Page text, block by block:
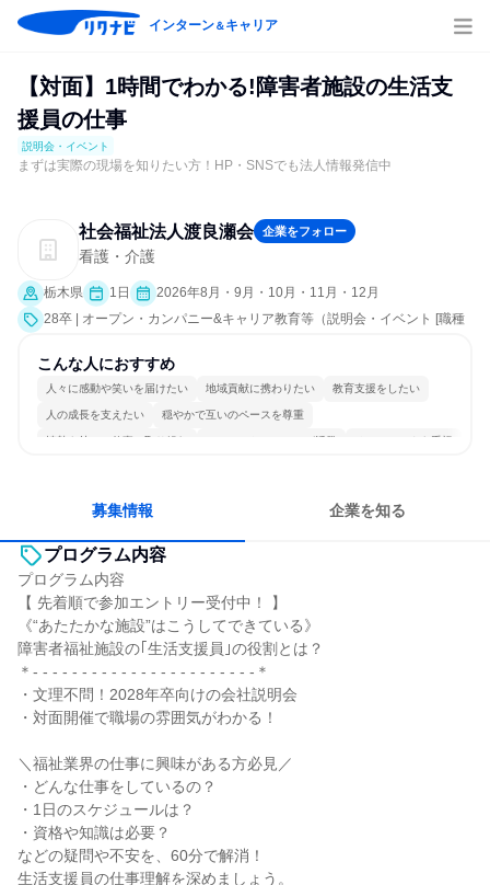
インターン＆キャリア
【対面】1時間でわかる!障害者施設の生活支
援員の仕事
説明会・イベント
まずは実際の現場を知りたい方！HP・SNSでも法人情報発信中
社会福祉法人渡良瀬会 企業をフォロー
看護・介護
栃木県 1日
2026年8月・9月・10月・11月・12月
28卒 | オープン・カンパニー&キャリア教育等（説明会・イベント [職種
こんな人におすすめ
人々に感動や笑いを届けたい 地域貢献に携わりたい 教育支援をしたい
人の成長を支えたい 穏やかで互いのペースを尊重
情熱を持って仕事に取り組む コミュニケーションが活発 チームワークを重視
募集情報 企業を知る
プログラム内容
プログラム内容
【 先着順で参加エントリー受付中！ 】
《“あたたかな施設”はこうしてできている》
障害者福祉施設の｢生活支援員｣の役割とは？
＊- - - - - - - - - - - - - - - - - - - - - - -＊
・文理不問！2028年卒向けの会社説明会
・対面開催で職場の雰囲気がわかる！
＼福祉業界の仕事に興味がある方必見／
・どんな仕事をしているの？
・1日のスケジュールは？
・資格や知識は必要？
などの疑問や不安を、60分で解消！
生活支援員の仕事理解を深めましょう。